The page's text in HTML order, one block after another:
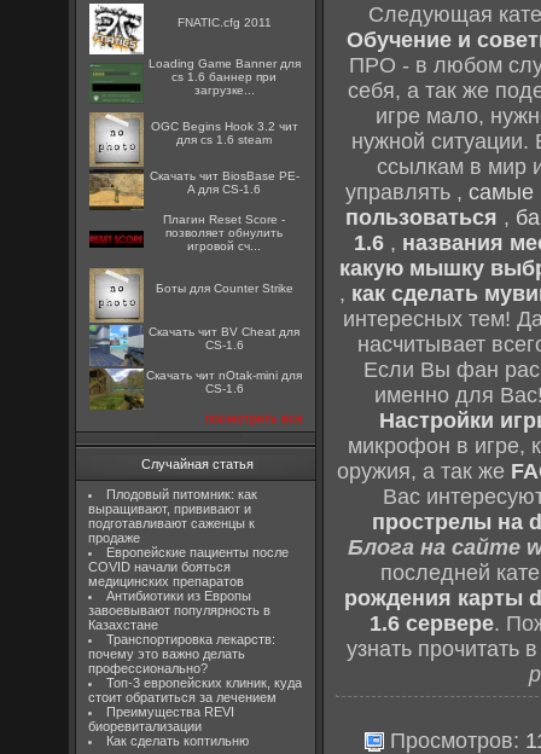
FNATIC.cfg 2011
Loading Game Banner для
cs 1.6 баннер при
загрузке...
OGC Begins Hook 3.2 чит
для cs 1.6 steam
Скачать чит BiosBase PE-
A для CS-1.6
Плагин Reset Score -
позволяет обнулить
игровой сч...
Боты для Counter Strike
Скачать чит BV Cheat для
CS-1.6
Скачать чит nOtak-mini для
CS-1.6
посмотреть все
Случайная статья
Плодовый питомник: как
выращивают, прививают и
подготавливают саженцы к
продаже
Европейские пациенты после
COVID начали бояться
медицинских препаратов
Антибиотики из Европы
завоевывают популярность в
Казахстане
Транспортировка лекарств:
почему это важно делать
профессионально?
Топ-3 европейских клиник, куда
стоит обратиться за лечением
Преимущества REVI
биоревитализации
Как сделать коптильню
Следующая
Обучение и
ПРО - в любом
себя, а так же
игре мало,
нужной ситуации.
ссылкам в мир
управлять , самые
пользоваться ,
1.6, названия
какую мышку
, как сделать
интересных тем!
насчитывает
Если Вы фан
именно для
Настройки
микрофон в игре,
оружия, а так же
Вас
прострелы на
Блога на сайте
последней
рождения карты
1.6 сервере.
узнать прочитать
Просмотров: